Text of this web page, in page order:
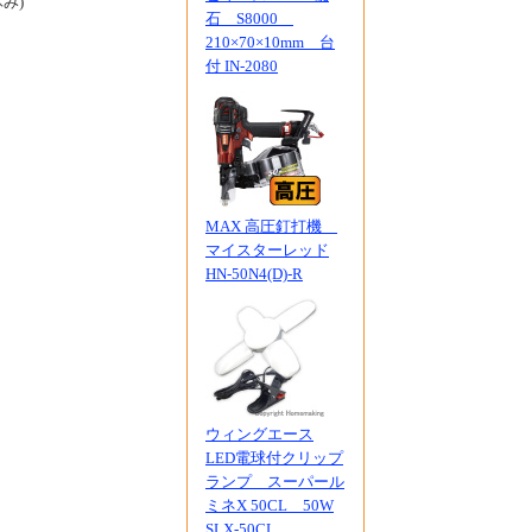
石 S8000
210×70×10mm 台
付 IN-2080
MAX 高圧釘打機
マイスターレッド
HN-50N4(D)-R
ウィングエース
LED電球付クリップ
ランプ スーパール
ミネX 50CL 50W